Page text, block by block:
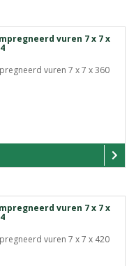
vuren 7 x 7 x
vuren 7 x 7 x 360
vuren 7 x 7 x
vuren 7 x 7 x 420